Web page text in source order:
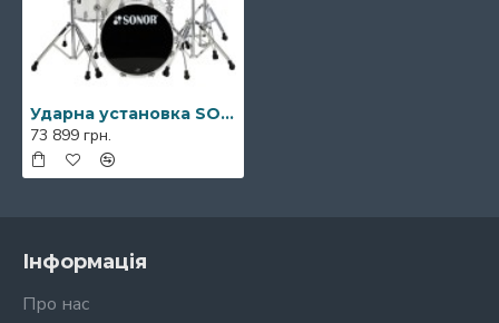
Ударна установка SONOR AQ1 Piano White Studio Set
73 899 грн.
Інформація
Про нас